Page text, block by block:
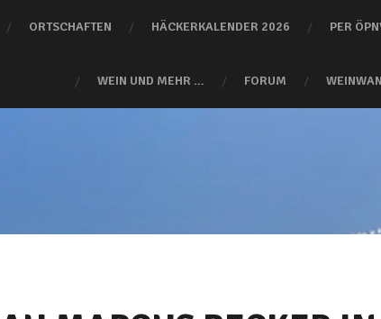
ORTSCHAFTEN HÄCKERKALENDER 2026 PER
WEIN UND MEHR … FORUM